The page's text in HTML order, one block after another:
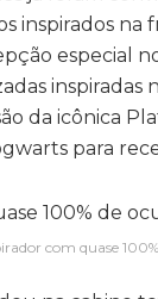
inspirados na
especial
da icônica
para
com quase